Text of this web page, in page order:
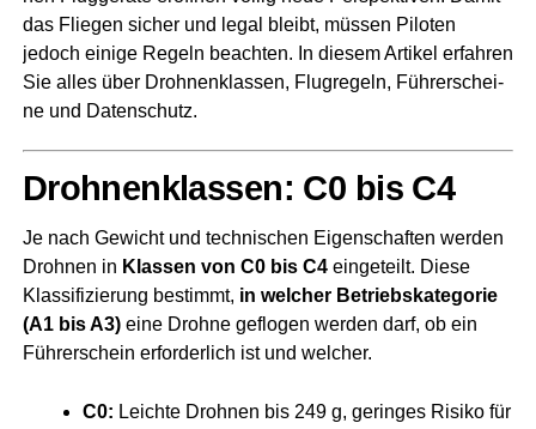
das Flie­gen sicher und legal bleibt, müs­sen Pilo­ten
jedoch eini­ge Regeln beach­ten. In die­sem Arti­kel erfah­ren
Sie alles über Droh­nen­klas­sen, Flug­re­geln, Füh­rer­schei­
ne und Datenschutz.
Droh­nen­klas­sen: C0 bis C4
Je nach Gewicht und tech­ni­schen Eigen­schaf­ten wer­den
Droh­nen in Klas­sen von C0 bis C4ein­ge­teilt. Die­se
Klas­si­fi­zie­rung bestimmt, in wel­cher Betriebs­kategorie
(A1 bis A3)eine Droh­ne geflo­gen wer­den darf, ob ein
Füh­rer­schein erfor­der­lich ist und welcher.
C0: Leich­te Droh­nen bis 249 g, gerin­ges Risi­ko für